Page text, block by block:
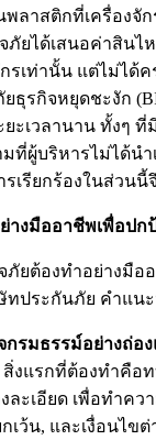
ลาสติกที่เครื่องจั
ภัยได้เสนอค่าสิน
รเท่านั้น แต่ไม่ได้
ธุรกิจหยุดชะงัก
ยะเวลานาน ทั้งๆ
ที่ผู้บริหารไม่ได้น
เรียกร้องในส่วนนี้
างมืออาชีพเพื่อปก
ภัยต้องทำอย่างมือ
ทประกันภัย คำแน
กรมธรรม์อย่างถ่อ
สิ่งแรกที่ต้องทำคือ
ละเอียด เพื่อทำคว
เว้น, และเงื่อนไขต่